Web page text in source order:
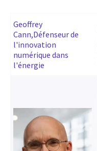
Geoffrey
Cann,Défenseur de
l'innovation
numérique dans
l'énergie